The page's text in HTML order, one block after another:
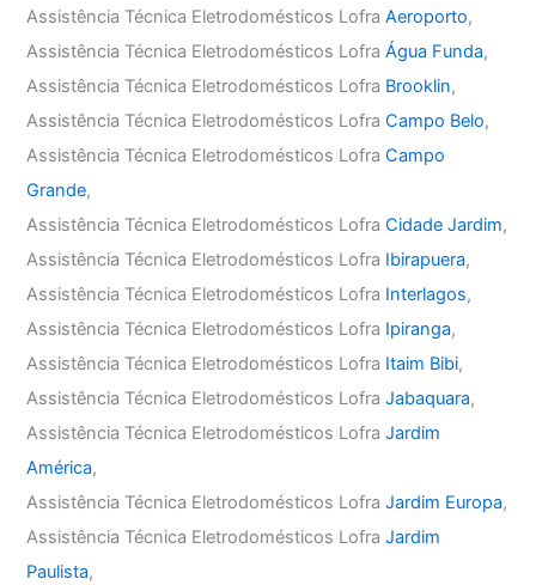
Assistência Técnica Eletrodomésticos LofraAeroporto,
Assistência Técnica Eletrodomésticos LofraÁgua Funda,
Assistência Técnica Eletrodomésticos Lofra Brooklin,
Assistência Técnica Eletrodomésticos LofraCampo Belo,
Assistência Técnica Eletrodomésticos LofraCampo
Grande,
Assistência Técnica Eletrodomésticos LofraCidade Jardim,
Assistência Técnica Eletrodomésticos Lofra Ibirapuera,
Assistência Técnica Eletrodomésticos Lofra Interlagos,
Assistência Técnica Eletrodomésticos Lofra Ipiranga,
Assistência Técnica Eletrodomésticos Lofra Itaim Bibi,
Assistência Técnica Eletrodomésticos LofraJabaquara,
Assistência Técnica Eletrodomésticos LofraJardim
América,
Assistência Técnica Eletrodomésticos LofraJardim Europa,
Assistência Técnica Eletrodomésticos LofraJardim
Paulista,